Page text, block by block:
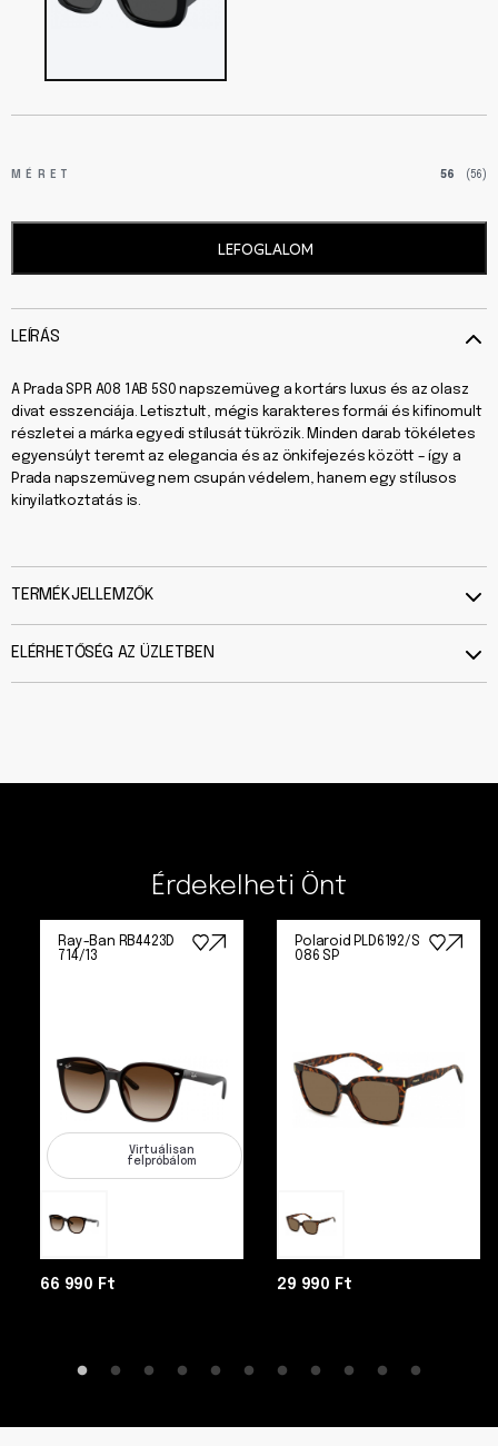
MÉRET 56 (56)
LEFOGLALOM
LEÍRÁS
A Prada SPR A08 1AB 5S0 napszemüveg a kortárs luxus és az olasz
divat esszenciája. Letisztult, mégis karakteres formái és kifinomult
részletei a márka egyedi stílusát tükrözik. Minden darab tökéletes
egyensúlyt teremt az elegancia és az önkifejezés között – így a
Prada napszemüveg nem csupán védelem, hanem egy stílusos
kinyilatkoztatás is.
TERMÉKJELLEMZŐK
ELÉRHETŐSÉG AZ ÜZLETBEN
Érdekelheti Önt
Ray-Ban RB4423D
714/13
Virtuálisan
felpróbálom
66 990 Ft
Polaroid PLD6192/S
086 SP
29 990 Ft